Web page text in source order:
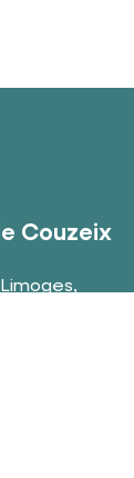
Couzeix